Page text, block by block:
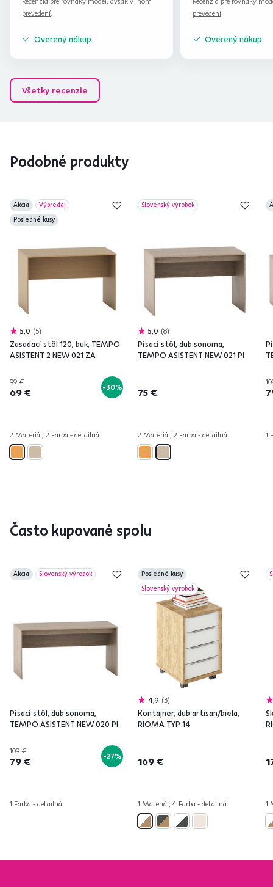
prevedení.
Overený nákup
prevedení.
Overený nákup
Všetky recenzie
Podobné produkty
Akcia
Výpredaj
Posledné kusy
5,0 5
Zasadací stôl 120, buk, TEMPO
ASISTENT 2 NEW 021 ZA
99 €
69 € -30%
2 Materiál, 2 Farba - detailná
Slovenský výrobok
5,0 8
Písací stôl, dub sonoma,
TEMPO ASISTENT NEW 021 PI
75 €
2 Materiál, 2 Farba - detailná 1
Často kupované spolu
Akcia Slovenský výrobok
Písací stôl, dub sonoma,
TEMPO ASISTENT NEW 020 PI
109 €
79 € -27%
1 Farba - detailná
Posledné kusy
Slovenský výrobok
4,9 3
Kontajner, dub artisan/biela,
RIOMA TYP 14
169 €
1 Materiál, 4 Farba - detailná 1